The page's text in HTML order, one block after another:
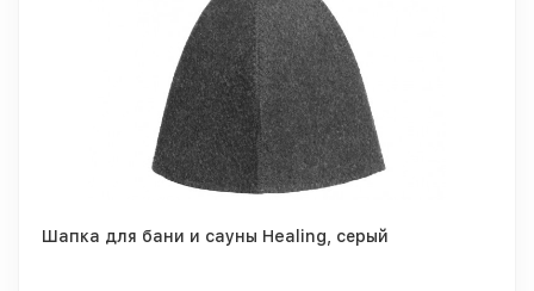
Шапка для бани и сауны Healing, серый